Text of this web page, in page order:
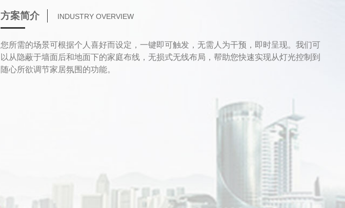
方案简介 INDUSTRY OVERVIEW
您所需的场景可根据个人喜好而设定，一键即可触发，无需人为干预，即时呈现。我们可
以从隐蔽于墙面后和地面下的家庭布线，无损式无线布局，帮助您快速实现从灯光控制到
随心所欲调节家居氛围的功能。